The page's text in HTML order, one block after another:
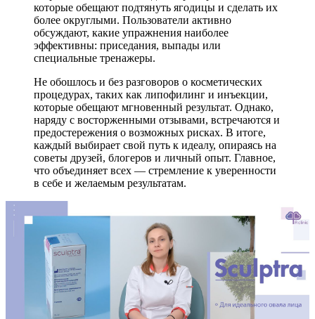
которые обещают подтянуть ягодицы и сделать их
более округлыми. Пользователи активно
обсуждают, какие упражнения наиболее
эффективны: приседания, выпады или
специальные тренажеры.
Не обошлось и без разговоров о косметических
процедурах, таких как липофилинг и инъекции,
которые обещают мгновенный результат. Однако,
наряду с восторженными отзывами, встречаются и
предостережения о возможных рисках. В итоге,
каждый выбирает свой путь к идеалу, опираясь на
советы друзей, блогеров и личный опыт. Главное,
что объединяет всех — стремление к уверенности
в себе и желаемым результатам.